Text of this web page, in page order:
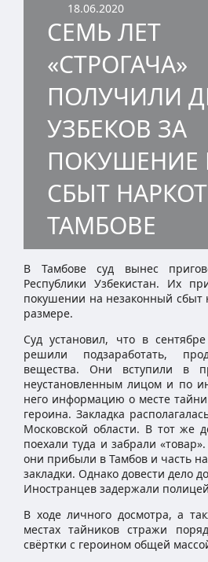
18.06.2020
СЕМЬ ЛЕТ
«СТРОГАЧА»
ПОЛУЧИЛИ
УЗБЕКОВ ЗА
ПОКУШЕНИЕ
СБЫТ
ТАМБОВЕ
В Тамбове суд вынес
Республики Узбекистан. Их
покушении на незаконный сбыт
размере.
Суд установил, что в
решили подзаработать,
вещества. Они вступили в
неустановленным лицом и по
него информацию о месте
героина. Закладка
Московской области. В тот же
поехали туда и забрали
они прибыли в Тамбов и часть
закладки. Однако довести дело
Иностранцев задержали
В ходе личного досмотра, а
местах тайников стражи
свёртки с героином общей